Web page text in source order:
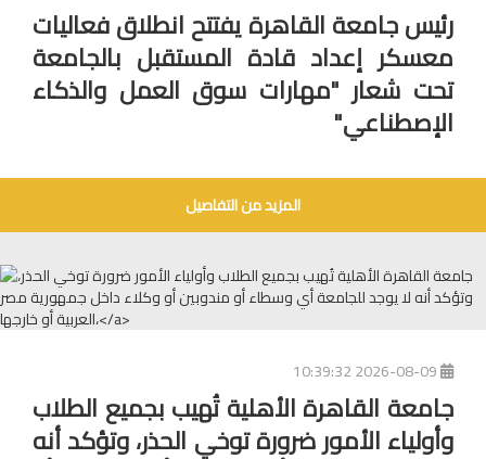
رئيس جامعة القاهرة يفتتح انطلاق فعاليات
معسكر إعداد قادة المستقبل بالجامعة
تحت شعار "مهارات سوق العمل والذكاء
الإصطناعي"
المزيد من التفاصيل
جامعة القاهرة الأهلية تُهيب بجميع الطلاب
وأولياء الأمور ضرورة توخي الحذر، وتؤكد أنه